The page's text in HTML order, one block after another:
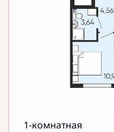
1-комнатная